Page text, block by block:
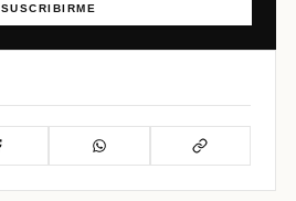
SUSCRIBIRME